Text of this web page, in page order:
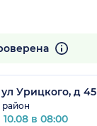
ул Урицкого, д 45
в 08:00